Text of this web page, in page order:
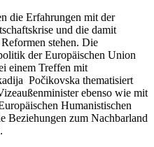
die Erfahrungen mit der
und die damit
stehen. Die
der Europäischen Union
einem Treffen mit
Počikovska thematisiert
ebenso wie mit
Humanistischen
Beziehungen zum Nachbarland